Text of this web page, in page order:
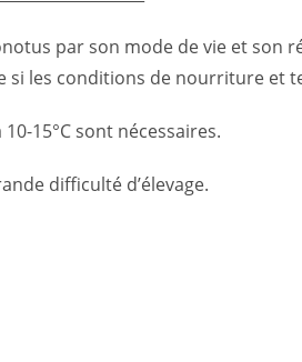
par son mode de vie et son
si les conditions de nourriture et
15°C sont nécessaires.
difficulté d’élevage.